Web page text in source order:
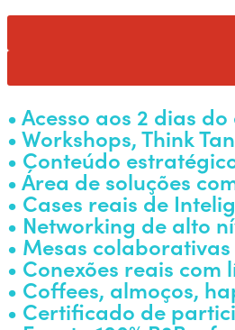
• Acesso aos 2 dias
• Workshops, Think
• Conteúdo
• Área de soluções
• Cases reais de
• Networking de alto
• Mesas
• Conexões reais
• Coffees, almoços,
• Certificado de